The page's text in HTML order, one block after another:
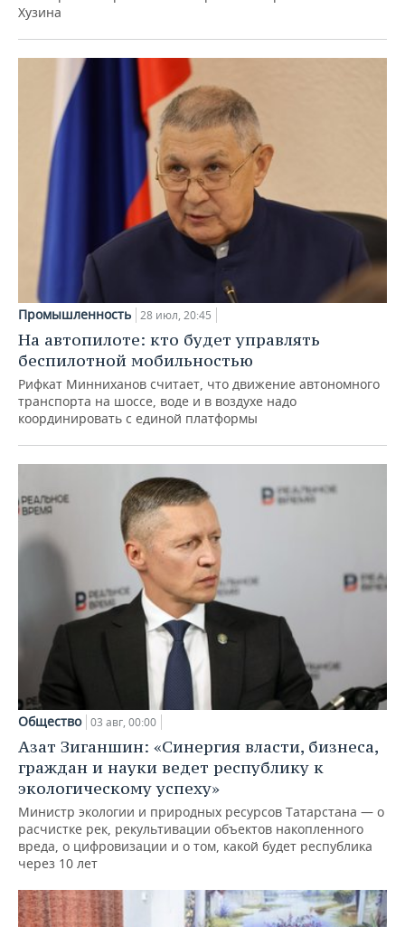
Хузина
Промышленность 28 июл, 20:45
На автопилоте: кто будет управлять
беспилотной мобильностью
Рифкат Минниханов считает, что движение автономного
транспорта на шоссе, воде и в воздухе надо
координировать с единой платформы
Общество 03 авг, 00:00
Азат Зиганшин: «Синергия власти, бизнеса,
граждан и науки ведет республику к
экологическому успеху»
Министр экологии и природных ресурсов Татарстана — о
расчистке рек, рекультивации объектов накопленного
вреда, о цифровизации и о том, какой будет республика
через 10 лет